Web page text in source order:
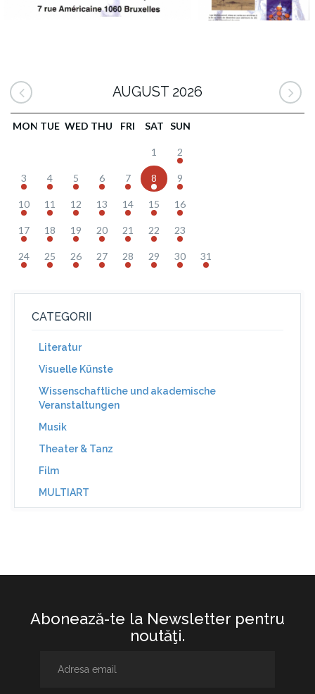
AUGUST 2026
MON TUE WED THU FRI SAT SUN
1 2
3 4 5 6 7 8 9
10 11 12 13 14 15 16
17 18 19 20 21 22 23
24 25 26 27 28 29 30 31
CATEGORII
Literatur
Visuelle Künste
Wissenschaftliche und akademische
Veranstaltungen
Musik
Theater & Tanz
Film
MULTIART
Abonează-te la Newsletter pentru
noutăţi.